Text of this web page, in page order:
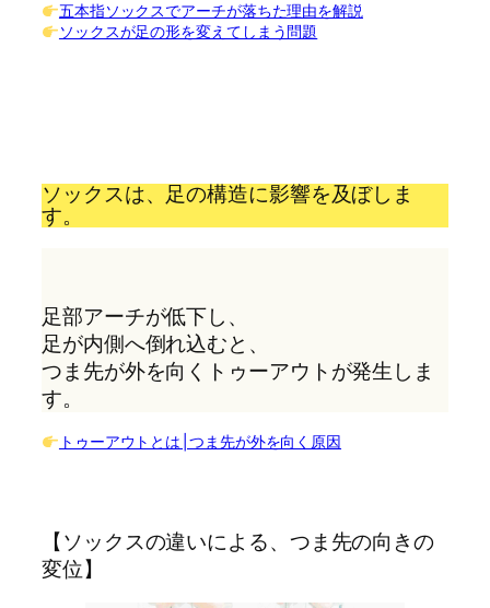
五本指ソックスでアーチが落ちた理由を解説
ソックスが足の形を変えてしまう問題
ソックスは、足の構造に影響を及ぼしま
す。
足部アーチが低下し、
足が内側へ倒れ込むと、
つま先が外を向くトゥーアウトが発生しま
す。
トゥーアウトとは│つま先が外を向く原因
【ソックスの違いによる、つま先の向きの
変位】